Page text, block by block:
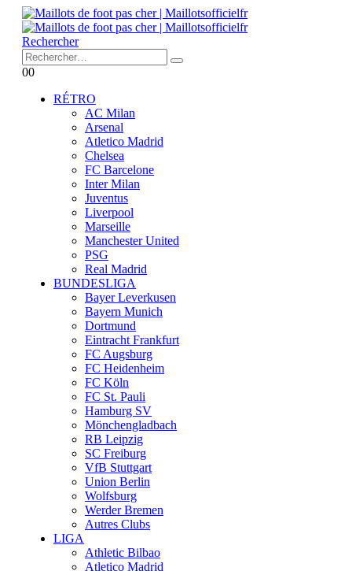
Rechercher
00
RÉTRO
AC Milan
Arsenal
Atletico Madrid
Chelsea
FC Barcelone
Inter Milan
Juventus
Liverpool
Marseille
Manchester United
PSG
Real Madrid
BUNDESLIGA
Bayer Leverkusen
Bayern Munich
Dortmund
Eintracht Frankfurt
FC Augsburg
FC Heidenheim
FC Köln
FC St. Pauli
Hamburg SV
Mönchengladbach
RB Leipzig
SC Freiburg
VfB Stuttgart
Union Berlin
Wolfsburg
Werder Bremen
Autres Clubs
LIGA
Athletic Bilbao
Atletico Madrid